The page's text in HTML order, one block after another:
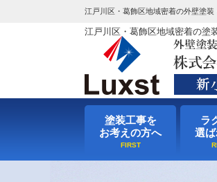
江戸川区・葛飾区地域密着の外壁塗装
江戸川区・葛飾区地域密着の塗
塗装工事を
お考えの方へ
ラ
選